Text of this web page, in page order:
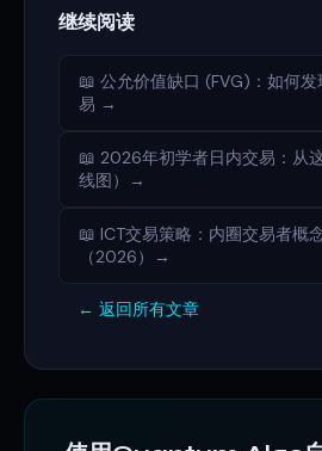
继续阅读
📖 公允价值缺口 (FVG)：如何
易 →
📖 2026年初学者日内交易：从
线图）→
📖 ICT交易策略：内圈交易者概
（2026）→
← 返回所有文章